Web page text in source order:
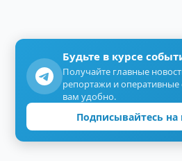
Будьте в курсе
Получайте главные
репортажи и оперативные
вам удобно.
Подписывайтесь